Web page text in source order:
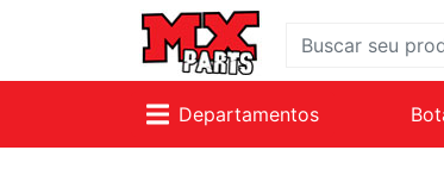
Departamentos